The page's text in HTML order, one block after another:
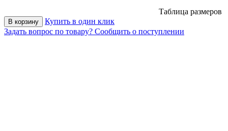
Таблица размеров
В корзину
Купить в один клик
Задать вопрос по товару? Сообщить о поступлении